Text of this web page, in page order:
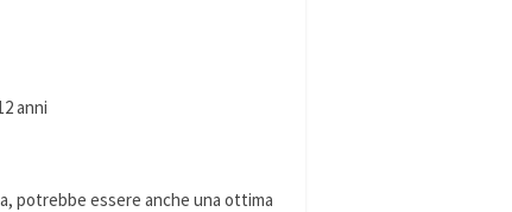
anni
potrebbe essere anche una ottima